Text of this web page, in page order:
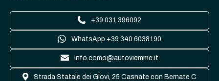
+39 031 396092
WhatsApp +39 340 6038190
info.como@autoviemme.it
Strada Statale dei Giovi, 25 Casnate con Bernate C